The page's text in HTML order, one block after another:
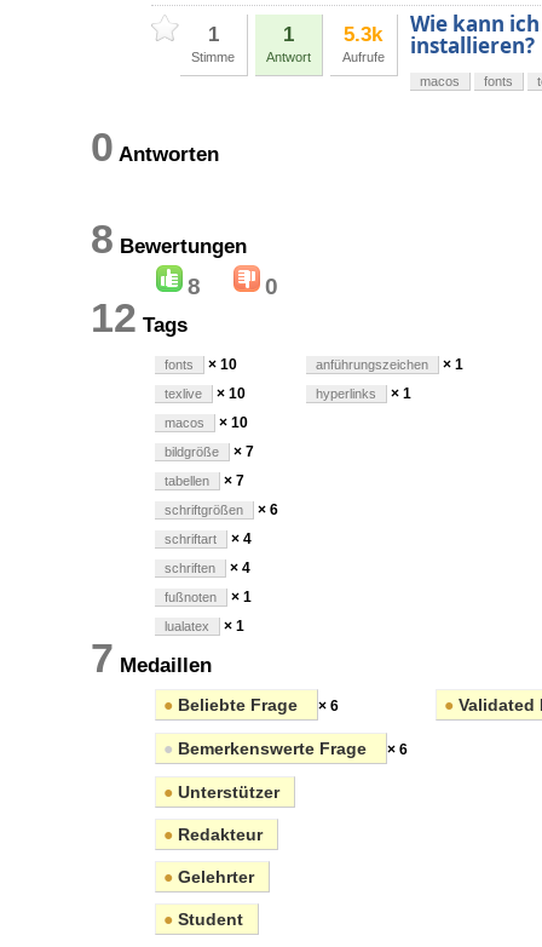
1
Stimme
1
Antwort
5.3k
Aufrufe
Wie kann
installieren?
macos fonts
0 Antworten
8 Bewertungen
8 0
12 Tags
fonts × 10
texlive × 10
macos × 10
bildgröße × 7
tabellen × 7
schriftgrößen × 6
schriftart × 4
schriften × 4
fußnoten × 1
lualatex × 1
anführungszeichen × 1
hyperlinks × 1
7 Medaillen
● Beliebte Frage × 6
● Bemerkenswerte Frage × 6
● Unterstützer
● Redakteur
● Gelehrter
● Student
● Validated